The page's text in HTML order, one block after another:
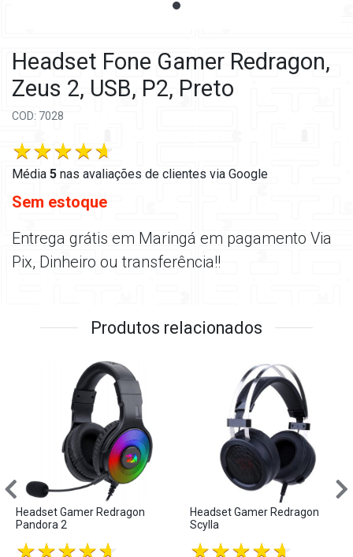
Headset Fone Gamer Redragon,
Zeus 2, USB, P2, Preto
COD: 7028
Média 5 nas avaliações de clientes via Google
Sem estoque
Entrega grátis em Maringá em pagamento Via
Pix, Dinheiro ou transferência!!
Produtos relacionados
Headset Gamer Redragon
Pandora 2
Headset Gamer Redragon
Scylla